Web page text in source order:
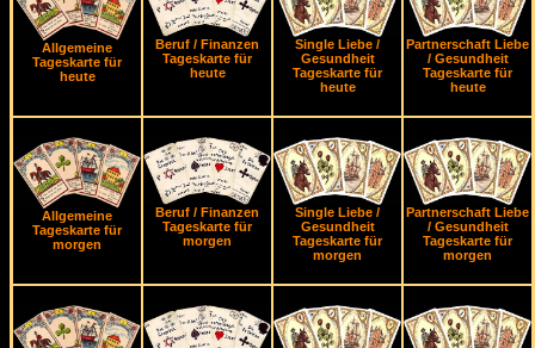
Allgemeine
Tageskarte für
heute
Beruf / Finanzen
Tageskarte für
heute
Single Liebe /
Gesundheit
Tageskarte für
heute
Partnerschaft Liebe
/ Gesundheit
Tageskarte für
heute
Allgemeine
Tageskarte für
morgen
Beruf / Finanzen
Tageskarte für
morgen
Single Liebe /
Gesundheit
Tageskarte für
morgen
Partnerschaft Liebe
/ Gesundheit
Tageskarte für
morgen